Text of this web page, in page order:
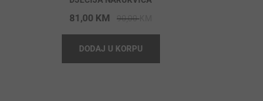
90,00
price
90,00 KM.
81,00 KM
price
81,00 KM.
DODAJ U KORPU